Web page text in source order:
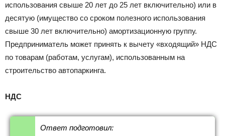
использования свыше 20 лет до 25 лет включительно) или в
десятую (имущество со сроком полезного использования
свыше 30 лет включительно) амортизационную группу.
Предприниматель может принять к вычету «входящий» НДС
по товарам (работам, услугам), использованным на
строительство автопаркинга.
НДС
Ответ подготовил: